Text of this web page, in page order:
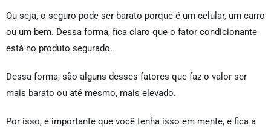
Ou seja, o seguro pode ser barato porque é um celular, um carro
ou um bem. Dessa forma, fica claro que o fator condicionante
está no produto segurado.
Dessa forma, são alguns desses fatores que faz o valor ser
mais barato ou até mesmo, mais elevado.
Por isso, é importante que você tenha isso em mente, e fica a